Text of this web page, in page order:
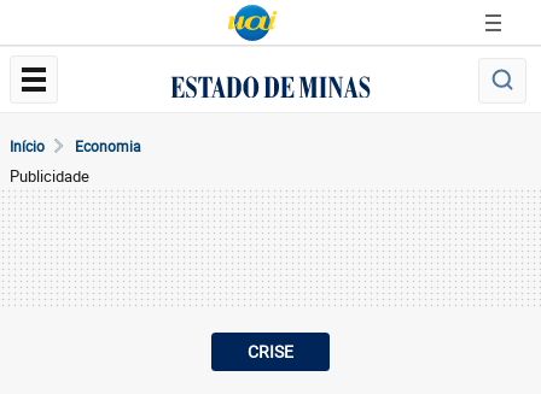
Início Economia
Publicidade
CRISE